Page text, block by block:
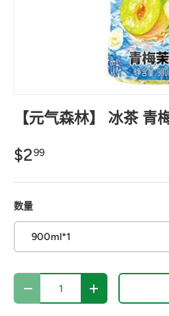
【元气森林】 冰茶 青
$299
数量
900ml*1
数量
- +